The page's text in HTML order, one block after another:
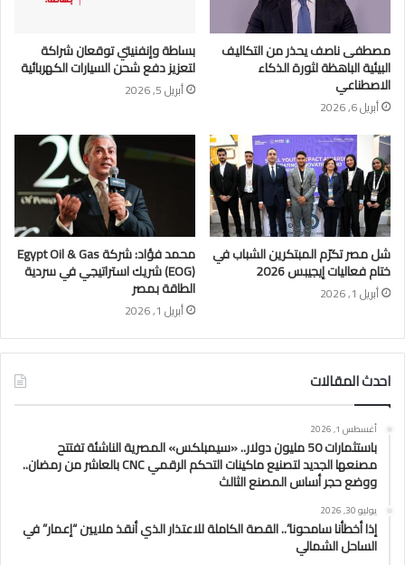
مصطفى ناصف يحذر من التكاليف
البيئية الباهظة لثورة الذكاء
الاصطناعي
أبريل 6, 2026
بساطة وإنفنيتي توقعان شراكة
لتعزيز دفع شحن السيارات الكهربائية
أبريل 5, 2026
شل مصر تكرّم المبتكرين الشباب في
ختام فعاليات إيجيبس 2026
أبريل 1, 2026
محمد فؤاد: شركة Egypt Oil & Gas
(EOG) شريك استراتيجي في سردية
الطاقة بمصر
أبريل 1, 2026
احدث المقالات
أغسطس 1, 2026
باستثمارات 50 مليون دولار.. «سيمبلكس» المصرية الناشئة تفتتح
مصنعها الجديد لتصنيع ماكينات التحكم الرقمي CNC بالعاشر من رمضان..
ووضع حجر أساس المصنع الثالث
يوليو 30, 2026
إذا أخطأنا سامحونا”.. القصة الكاملة للاعتذار الذي أنقذ ملايين “إعمار” في
الساحل الشمالي